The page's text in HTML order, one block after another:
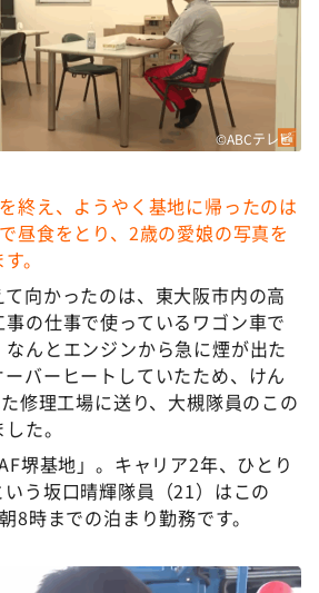
©ABCテレビ
終え、ようやく基地に帰ったのは
昼食をとり、2歳の愛娘の写真を
。
向かったのは、東大阪市内の高
の仕事で使っているワゴン車で
んとエンジンから急に煙が出た
バーヒートしていたため、けん
修理工場に送り、大槻隊員のこの
た。
堺基地」。キャリア2年、ひとり
う坂口晴輝隊員（21）はこの
8時までの泊まり勤務です。